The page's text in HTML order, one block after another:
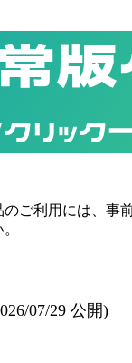
版
クリッ
ご利用には、事
07/29 公開)